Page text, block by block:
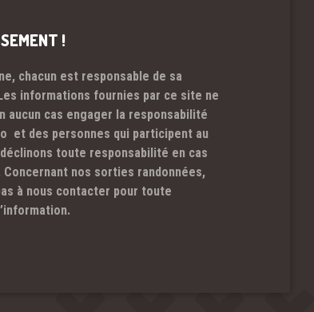
!
chacun est responsable de sa
informations fournies par ce site ne
aucun cas engager la responsabilité
et des personnes qui participent au
toute responsabilité en cas
Concernant nos sorties randonnées,
à nous contacter pour toute